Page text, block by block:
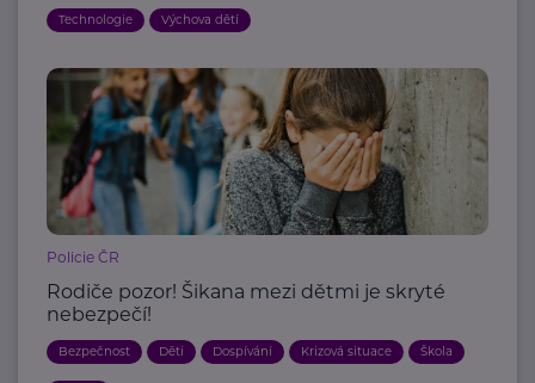
Technologie Výchova dětí
Policie ČR
Rodiče pozor! Šikana mezi dětmi je skryté
nebezpečí!
Bezpečnost Děti Dospívání Krizová situace Škola